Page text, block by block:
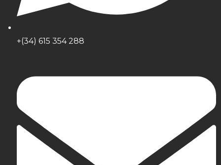
+(34) 615 354 288